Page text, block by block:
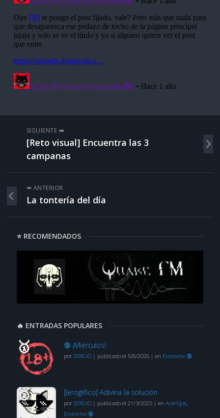
SIGUIENTE ➡️
[Reto visual] Encuentra las 3
campanas
⬅️ ANTERIOR
La tontería del día
⭐ RECOMENDADOS
🔥 ENTRADAS POPULARES
🔞 ¡Miérculos!
por SERGIO| publicado el 5/8/2026| en Erotismo 🔞
[Jeroglífico] Adivina la solución
por SERGIO| publicado el 21/3/2025| en Acertijos,
Erotismo 🔞